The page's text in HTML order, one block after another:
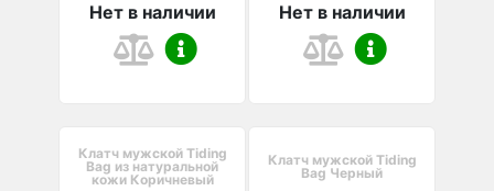
Нет в наличии Нет в наличии
Клатч мужской Tiding
Bag из натуральной
кожи Коричневый
Клатч мужской Tiding
Bag Черный